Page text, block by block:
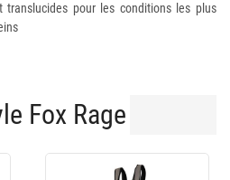
translucides pour les conditions les plus
Fox Rage